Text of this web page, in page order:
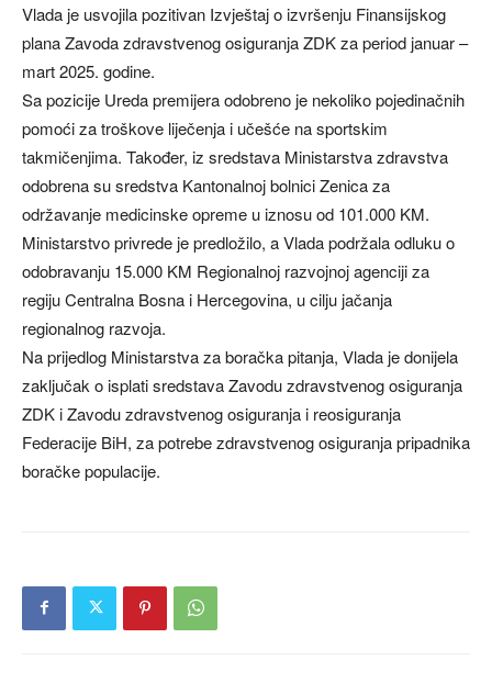
Vlada je usvojila pozitivan Izvještaj o izvršenju Finansijskog
plana Zavoda zdravstvenog osiguranja ZDK za period januar –
mart 2025. godine.
Sa pozicije Ureda premijera odobreno je nekoliko pojedinačnih
pomoći za troškove liječenja i učešće na sportskim
takmičenjima. Također, iz sredstava Ministarstva zdravstva
odobrena su sredstva Kantonalnoj bolnici Zenica za
održavanje medicinske opreme u iznosu od 101.000 KM.
Ministarstvo privrede je predložilo, a Vlada podržala odluku o
odobravanju 15.000 KM Regionalnoj razvojnoj agenciji za
regiju Centralna Bosna i Hercegovina, u cilju jačanja
regionalnog razvoja.
Na prijedlog Ministarstva za boračka pitanja, Vlada je donijela
zaključak o isplati sredstava Zavodu zdravstvenog osiguranja
ZDK i Zavodu zdravstvenog osiguranja i reosiguranja
Federacije BiH, za potrebe zdravstvenog osiguranja pripadnika
boračke populacije.